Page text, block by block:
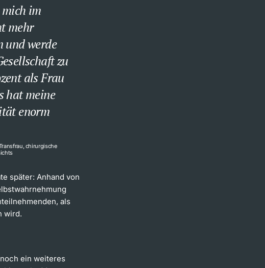
im
mehr
und werde
zu
als Frau
hat meine
enorm
chirurgische
später: Anhand von
als
wird.
ein weiteres